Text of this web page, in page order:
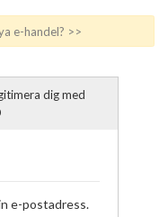
e-handel? >>
dig med
e-postadress.